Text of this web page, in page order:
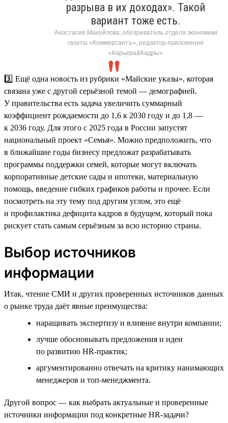
разрыва в их доходах». Такой
вариант тоже есть.
Анастасия Мануйлова, обозреватель отдела экономики
газеты «Коммерсантъ», редактор приложения
«Карьера&Кадры»
3️⃣ Ещё одна новость из рубрики «Майские указы», которая
связана уже с другой серьёзной темой — демографией.
У правительства есть задача увеличить суммарный
коэффициент рождаемости до 1,6 к 2030 году и до 1,8 —
к 2036 году. Для этого с 2025 года в России запустят
национальный проект «Семья». Можно предположить, что
в ближайшие годы бизнесу предложат разрабатывать
программы поддержки семей, которые могут включать
корпоративные детские сады и ипотеки, материальную
помощь, введение гибких графиков работы и прочее. Если
посмотреть на эту тему под другим углом, это ещё
и профилактика дефицита кадров в будущем, который пока
рискует стать самым серьёзным за всю историю страны.
Выбор источников
информации
Итак, чтение СМИ и других проверенных источников данных
о рынке труда даёт явные преимущества:
наращивать экспертизу и влияние внутри компании;
лучше обосновывать предложения и идеи
по развитию HR-практик;
аргументированно отвечать на критику нанимающих
менеджеров и топ-менеджмента.
Другой вопрос — как выбрать актуальные и проверенные
источники информации под конкретные HR-задачи?